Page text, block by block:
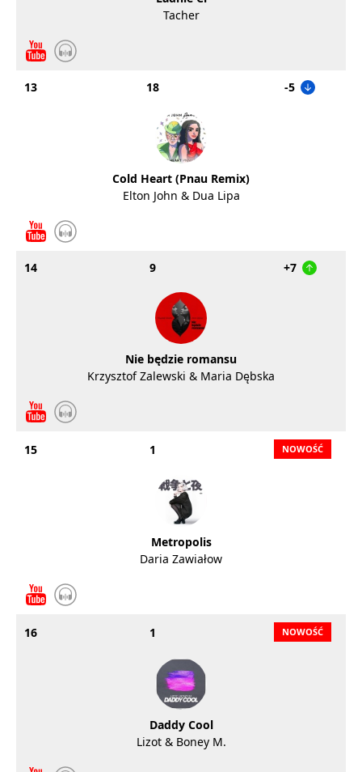
Tacher
13 18 -5
Cold Heart (Pnau Remix)
Elton John & Dua Lipa
14 9 +7
Nie będzie romansu
Krzysztof Zalewski & Maria Dębska
15 1
Metropolis
Daria Zawiałow
16 1
Daddy Cool
Lizot & Boney M.